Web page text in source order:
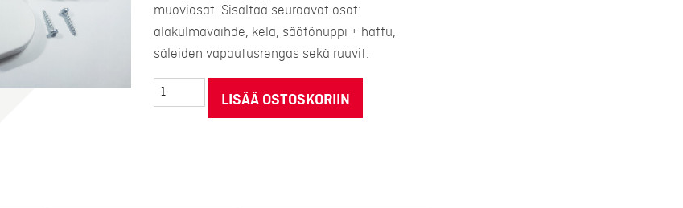
muoviosat. Sisältää seuraavat osat:
alakulmavaihde, kela, säätönuppi + hattu,
säleiden vapautusrengas sekä ruuvit.
Kelaavan
kaihtimen
LISÄÄ OSTOSKORIIN